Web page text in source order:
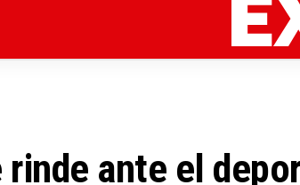
rinde ante el